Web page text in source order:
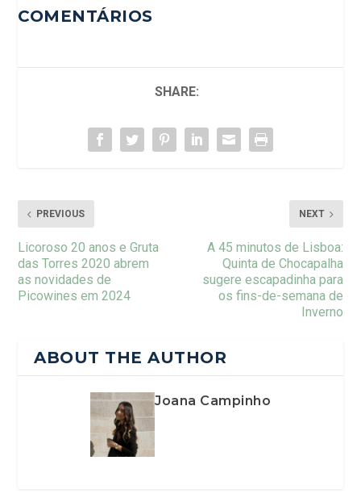
COMENTÁRIOS
SHARE:
PREVIOUS
Licoroso 20 anos e Gruta
das Torres 2020 abrem
as novidades de
Picowines em 2024
NEXT
A 45 minutos de Lisboa:
Quinta de Chocapalha
sugere escapadinha para
os fins-de-semana de
Inverno
ABOUT THE AUTHOR
Joana Campinho